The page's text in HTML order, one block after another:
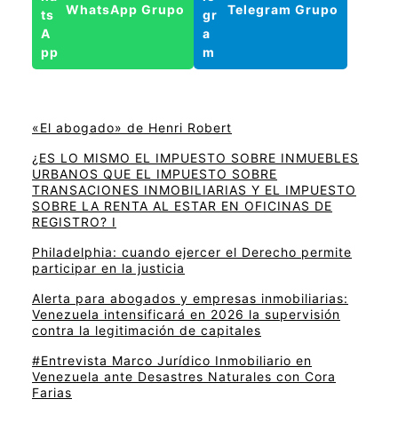
WhatsApp Grupo Telegram Grupo
«El abogado» de Henri Robert
¿ES LO MISMO EL IMPUESTO SOBRE INMUEBLES
URBANOS QUE EL IMPUESTO SOBRE
TRANSACIONES INMOBILIARIAS Y EL IMPUESTO
SOBRE LA RENTA AL ESTAR EN OFICINAS DE
REGISTRO? I
Philadelphia: cuando ejercer el Derecho permite
participar en la justicia
Alerta para abogados y empresas inmobiliarias:
Venezuela intensificará en 2026 la supervisión
contra la legitimación de capitales
#Entrevista Marco Jurídico Inmobiliario en
Venezuela ante Desastres Naturales con Cora
Farias